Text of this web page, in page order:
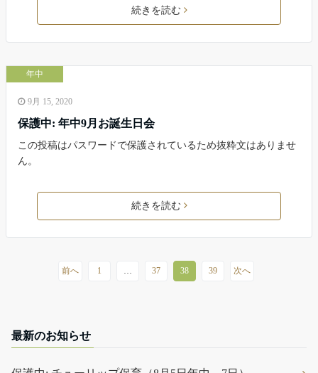
続きを読む
年中
9月 15, 2020
保護中: 年中9月お誕生日会
この投稿はパスワードで保護されているため抜粋文はありませ
ん。
続きを読む
前へ 1 … 37 38 39 次へ
最新のお知らせ